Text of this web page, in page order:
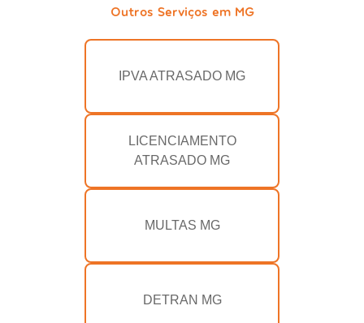
Outros Serviços em MG
IPVA ATRASADO MG
LICENCIAMENTO
ATRASADO MG
MULTAS MG
DETRAN MG